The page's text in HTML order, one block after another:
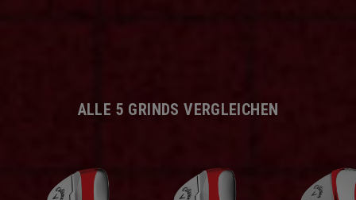
ALLE 5 GRINDS VERGLEICHEN